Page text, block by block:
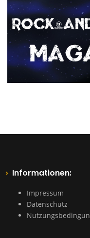
Informationen:
Impressum
Datenschutz